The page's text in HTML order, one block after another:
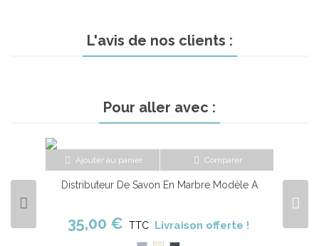
L'avis de nos clients :
Pour aller avec :
Ajouter au panier Comparer
Distributeur De Savon En Marbre Modèle A
35,00 € TTC Livraison offerte !